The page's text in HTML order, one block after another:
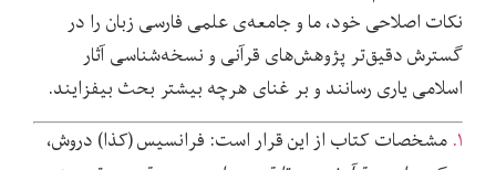
نکات اصلاحی خود، ما و جامعه‌ی علمی فارسی زبان را در
گسترش دقیق‌تر پژوهش‌های قرآنی و نسخه‌شناسی آثار
اسلامی یاری رسانند و بر غنای هرچه بیشتر بحث بیفزایند.
۱. مشخصات کتاب از این قرار است: فرانسیس (کذا) دروش،